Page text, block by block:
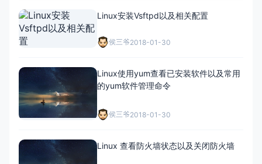
Linux安装Vsftpd以及相关配置
侯三爷2018-01-30
Linux使用yum查看已安装软件以及常用
的yum软件管理命令
侯三爷2018-01-30
Linux 查看防火墙状态以及关闭防火墙